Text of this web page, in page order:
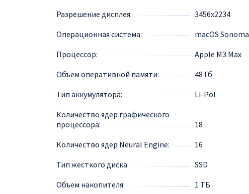
Разрешение дисплея
3456x2234
Операционная система
macOS Sonoma
Процессор
Apple M3 Max
Объем оперативной памяти
48 Гб
Тип аккумулятора
Li-Pol
Количество ядер графического
процессора
18
Количество ядер Neural Engine
16
Тип жесткого диска
SSD
Объем накопителя
1 ТБ